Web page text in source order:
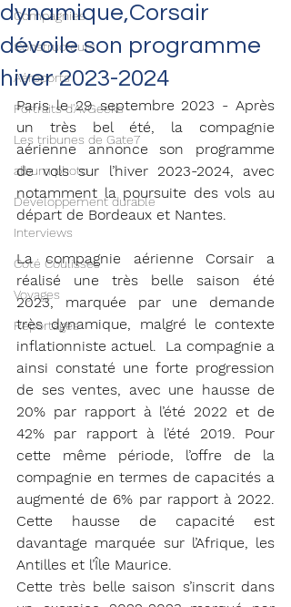
Compagnies
Constructeurs
Aéroports
Portraits d'AvGeeks
Les tribunes de Gate7
album photo
Développement durable
Interviews
Coté Coulisses
Voyages
Reportages
dynamique,Corsair
dévoile son programme
hiver 2023-2024
Paris le 29 septembre 2023 - Après
un très bel été, la compagnie
aérienne annonce son programme
de vols sur l’hiver 2023-2024, avec
notamment la poursuite des vols au
départ de Bordeaux et Nantes.
La compagnie aérienne Corsair a
réalisé une très belle saison été
2023, marquée par une demande
très dynamique, malgré le contexte
inflationniste actuel.  La compagnie a
ainsi constaté une forte progression
de ses ventes, avec une hausse de
20% par rapport à l’été 2022 et de
42% par rapport à l’été 2019. Pour
cette même période, l’offre de la
compagnie en termes de capacités a
augmenté de 6% par rapport à 2022.
Cette hausse de capacité est
davantage marquée sur l’Afrique, les
Antilles et l’Île Maurice.
Cette très belle saison s’inscrit dans